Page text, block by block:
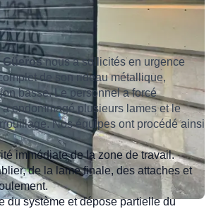
Güerosnous a sollicités en urgence
de son rideau métallique,
basse. Le personnel a forcé
a endommagé plusieurs lames et le
Nos équipes ont procédé ainsi
immédiate de la zone de travail.
de la lame finale, des attaches et
du système et dépose partielle du